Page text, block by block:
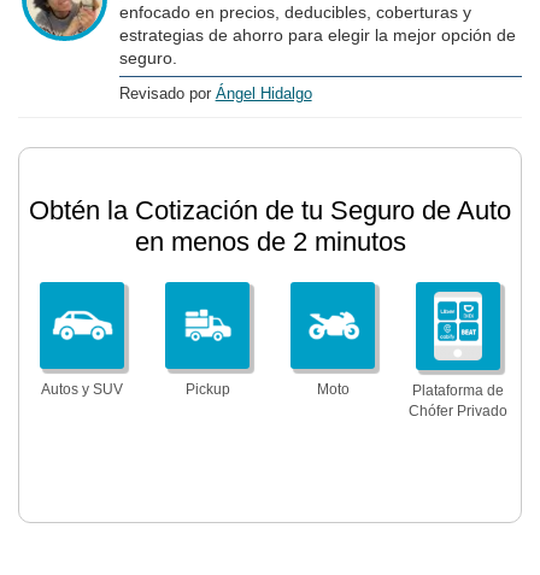
enfocado en precios, deducibles, coberturas y
estrategias de ahorro para elegir la mejor opción de
seguro.
Revisado por Ángel Hidalgo
Obtén la Cotización de tu Seguro de Auto
en menos de 2 minutos
Autos y SUV Pickup Moto
Plataforma de
Chófer Privado